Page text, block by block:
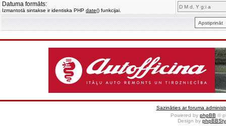
Datuma formāts:
Izmantotā sintakse ir identiska PHP date() funkcijai.
Sazināties ar foruma
Powered by phpBB ©
Design by